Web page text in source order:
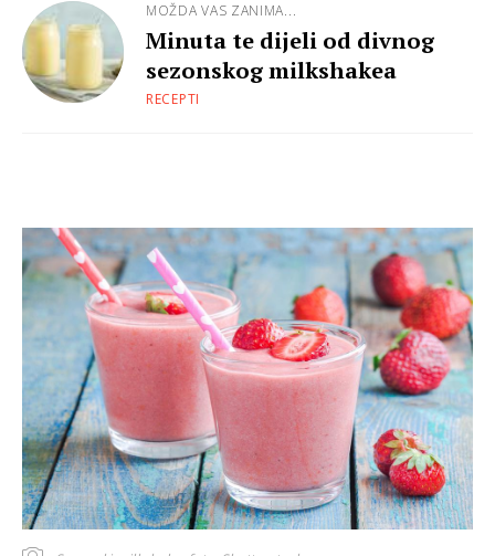
MOŽDA VAS ZANIMA...
Minuta te dijeli od divnog
sezonskog milkshakea
RECEPTI